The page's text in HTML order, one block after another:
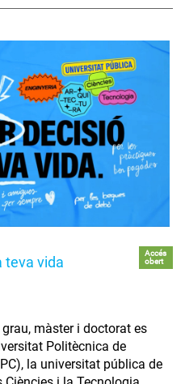
teva vida
Accés
obert
màster i doctorat es
Politècnica de
la universitat pública de